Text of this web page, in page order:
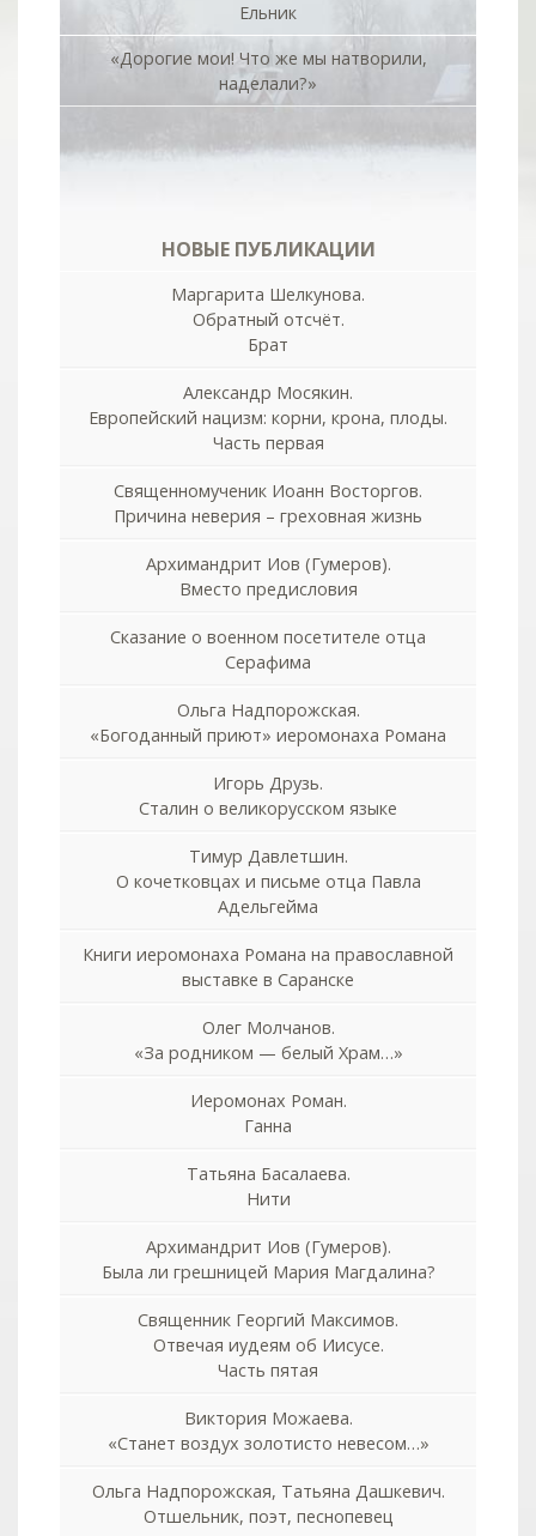
Ельник
«Дорогие мои! Что же мы натворили,
наделали?»
НОВЫЕ ПУБЛИКАЦИИ
Маргарита Шелкунова.
Обратный отсчёт.
Брат
Александр Мосякин.
Европейский нацизм: корни, крона, плоды.
Часть первая
Священномученик Иоанн Восторгов.
Причина неверия – греховная жизнь
Архимандрит Иов (Гумеров).
Вместо предисловия
Сказание о военном посетителе отца
Серафима
Ольга Надпорожская.
«Богоданный приют» иеромонаха Романа
Игорь Друзь.
Сталин о великорусском языке
Тимур Давлетшин.
О кочетковцах и письме отца Павла
Адельгейма
Книги иеромонаха Романа на православной
выставке в Саранске
Олег Молчанов.
«За родником — белый Храм…»
Иеромонах Роман.
Ганна
Татьяна Басалаева.
Нити
Архимандрит Иов (Гумеров).
Была ли грешницей Мария Магдалина?
Священник Георгий Максимов.
Отвечая иудеям об Иисусе.
Часть пятая
Виктория Можаева.
«Станет воздух золотисто невесом…»
Ольга Надпорожская, Татьяна Дашкевич.
Отшельник, поэт, песнопевец